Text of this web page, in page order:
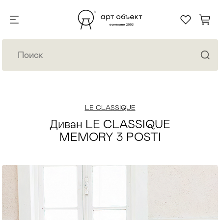
LE CLASSIQUE
Диван LE CLASSIQUE
MEMORY 3 POSTI